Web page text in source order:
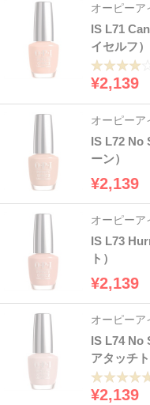
オーピーア
IS L71
イセルフ）
¥2,139
オーピーア
IS L72 No
ーン）
¥2,139
オーピーア
IS L73
ト）
¥2,139
オーピーア
IS L74 No
アタッチト
¥2,139